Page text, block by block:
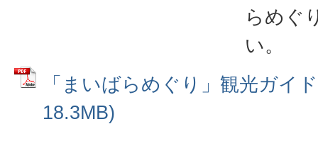
らめぐ
い。
「まいばらめぐり」観光ガイ
18.3MB)